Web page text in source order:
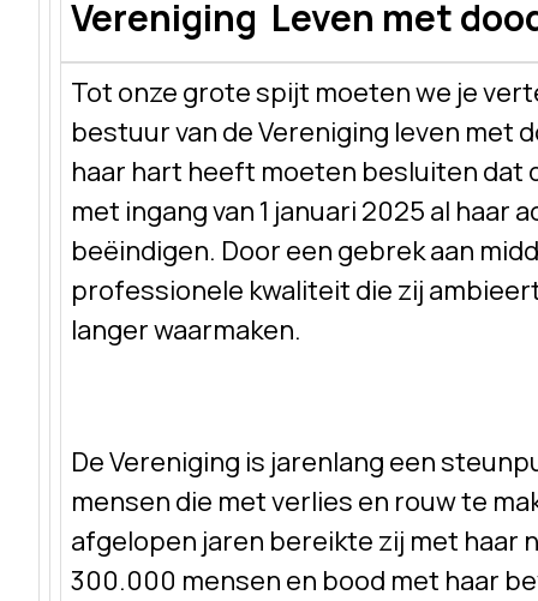
Vereniging Leven met
Tot onze grote spijt moeten we je
bestuur van de Vereniging leven met
haar hart heeft moeten besluiten dat
met ingang van 1 januari 2025 al haar
beëindigen. Door een gebrek aan
professionele kwaliteit die zij
langer waarmaken.
De Vereniging is jarenlang een
mensen die met verlies en rouw te
afgelopen jaren bereikte zij met haar
300.000 mensen en bood met haar